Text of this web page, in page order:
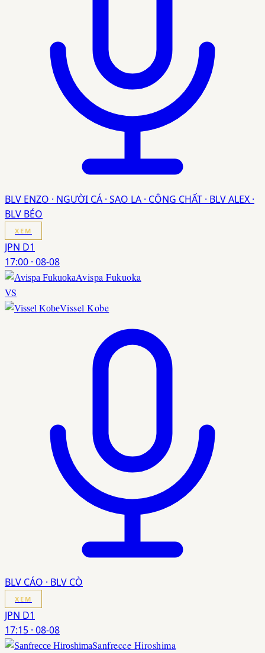
BLV ENZO · NGƯỜI CÁ · SAO LA · CÔNG CHẤT · BLV ALEX ·
BLV BÉO
XEM
JPN D1
17:00 · 08-08
Avispa Fukuoka
VS
Vissel Kobe
BLV CÁO · BLV CÒ
XEM
JPN D1
17:15 · 08-08
Sanfrecce Hiroshima